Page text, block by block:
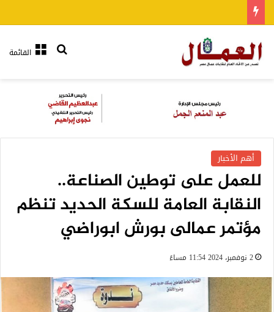
القائمةبحث عن
أهم الأخبار
للعمل على توطين الصناعة..
النقابة العامة للسكة الحديد تنظم
مؤتمر عمالى بورش ابوراضي
2 نوفمبر، 2024 11:54 مساءً